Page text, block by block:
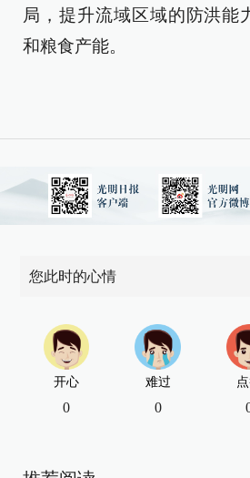
局，提升流域区域的防洪能
和粮食产能。
您此时的心情
开心
0
难过
0